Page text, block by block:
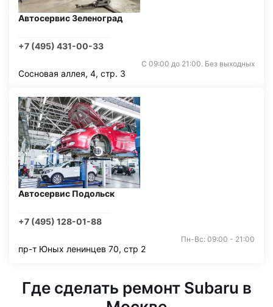
Автосервис Зеленоград
+7 (495) 431-00-33
С 09:00 до 21:00. Без выходных
Сосновая аллея, 4, стр. 3
Автосервис Подольск
+7 (495) 128-01-88
Пн-Вс: 09:00 - 21:00
пр-т Юных ленинцев 70, стр 2
Где сделать ремонт Subaru в